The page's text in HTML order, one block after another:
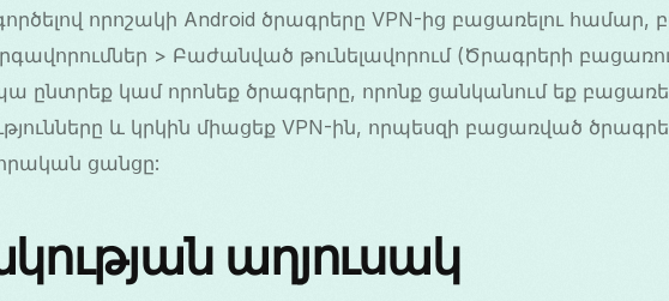
որոշակի Android ծրագրերը VPN-ից բացառելու համար,
> Բաժանված թունելավորում (Ծրագրերի
ընտրեք կամ որոնեք ծրագրերը, որոնք ցանկանում եք
և կրկին միացեք VPN-ին, որպեսզի բացառված
ցանցը:
աղյուսակ